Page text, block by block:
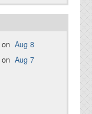
on Aug 8
on Aug 7